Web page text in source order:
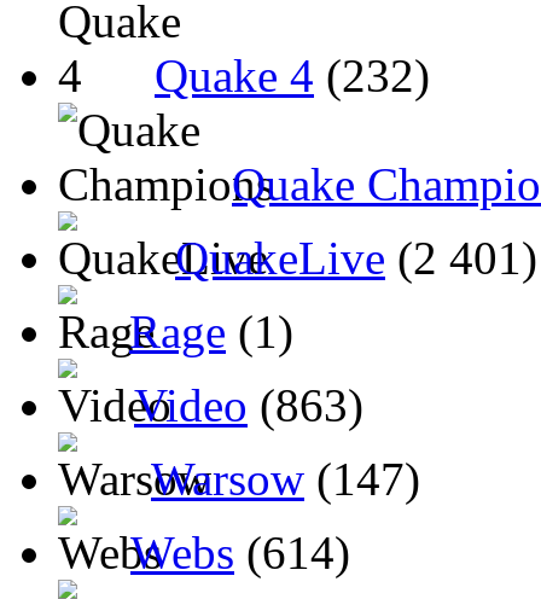
Quake 4 (232)
Quake
QuakeLive (2 401)
Rage (1)
Video (863)
Warsow (147)
Webs (614)